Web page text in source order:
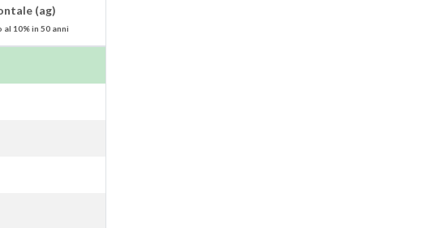
(ag)
10% in 50 anni